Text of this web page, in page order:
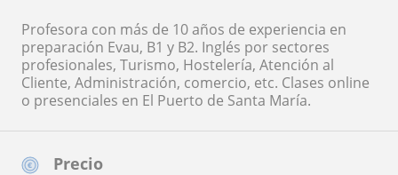
Precio
Profesora con más de 10 años de experiencia en
preparación Evau, B1 y B2. Inglés por sectores
profesionales, Turismo, Hostelería, Atención al
Cliente, Administración, comercio, etc. Clases online
o presenciales en El Puerto de Santa María.